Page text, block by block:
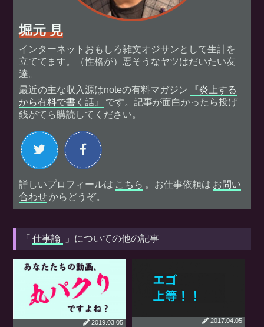
堀元 見
インターネットおもしろ雑文オジサンとして生計を
立ててます。（性格が）悪そうなヤツはだいたい友
達。
最近の主な収入源はnoteの有料マガジン
『炎上する
から有料で書く話』
です。記事が面白かったら投げ
銭がてら購読してください。
詳しいプロフィールは こちら 。お仕事依頼は お問い
合わせ からどうぞ。
「 仕事論 」についての他の記事
2019.03.05 2017.04.05